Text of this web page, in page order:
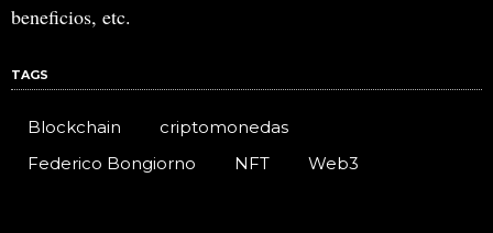
beneficios, etc.
TAGS
Blockchain
criptomonedas
Federico Bongiorno
NFT Web3